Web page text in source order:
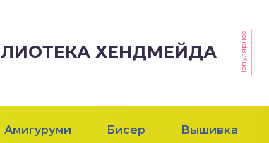
ХЕНДМЕЙДА Популярное
Амигуруми Бисер Вышивка